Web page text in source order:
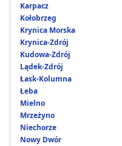
Karpacz
Kołobrzeg
Krynica Morska
Krynica-Zdrój
Kudowa-Zdrój
Lądek-Zdrój
Łask-Kolumna
Łeba
Mielno
Mrzeżyno
Niechorze
Nowy Dwór